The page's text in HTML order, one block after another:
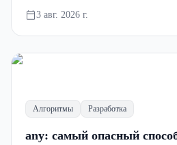
3 авг. 2026 г.
Алгоритмы Разработка
any: самый опасный